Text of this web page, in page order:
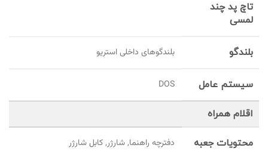
تاچ پد چند
لمسی
بلندگو بلندگوهای داخلی استریو
سیستم عامل DOS
اقلام همراه
محتویات جعبه دفترچه راهنما, شارژر, کابل شارژر